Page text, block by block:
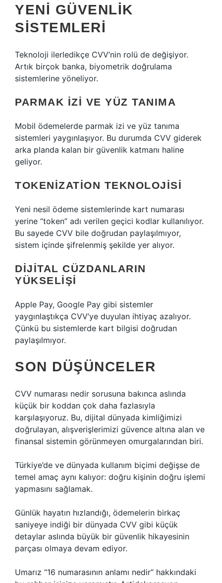
YENI GÜVENLIK
SISTEMLERI
Teknoloji ilerledikçe CVV’nin rolü de değişiyor.
Artık birçok banka, biyometrik doğrulama
sistemlerine yöneliyor.
PARMAK IZI VE YÜZ TANIMA
Mobil ödemelerde parmak izi ve yüz tanıma
sistemleri yaygınlaşıyor. Bu durumda CVV giderek
arka planda kalan bir güvenlik katmanı haline
geliyor.
TOKENIZATION TEKNOLOJISI
Yeni nesil ödeme sistemlerinde kart numarası
yerine “token” adı verilen geçici kodlar kullanılıyor.
Bu sayede CVV bile doğrudan paylaşılmıyor,
sistem içinde şifrelenmiş şekilde yer alıyor.
DIJITAL CÜZDANLARIN
YÜKSELIŞI
Apple Pay, Google Pay gibi sistemler
yaygınlaştıkça CVV’ye duyulan ihtiyaç azalıyor.
Çünkü bu sistemlerde kart bilgisi doğrudan
paylaşılmıyor.
SON DÜŞÜNCELER
CVV numarası nedir sorusuna bakınca aslında
küçük bir koddan çok daha fazlasıyla
karşılaşıyoruz. Bu, dijital dünyada kimliğimizi
doğrulayan, alışverişlerimizi güvence altına alan ve
finansal sistemin görünmeyen omurgalarından biri.
Türkiye’de ve dünyada kullanım biçimi değişse de
temel amaç aynı kalıyor: doğru kişinin doğru işlemi
yapmasını sağlamak.
Günlük hayatın hızlandığı, ödemelerin birkaç
saniyeye indiği bir dünyada CVV gibi küçük
detaylar aslında büyük bir güvenlik hikayesinin
parçası olmaya devam ediyor.
Umarız “16 numarasının anlamı nedir” hakkındaki